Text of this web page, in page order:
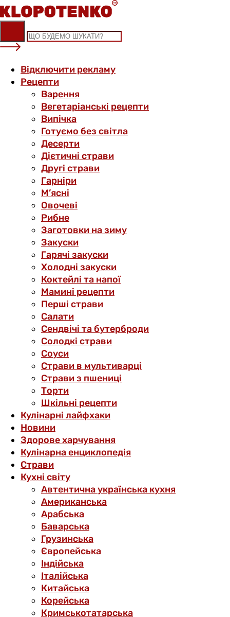
Skip
to
content
Відключити рекламу
Рецепти
Варення
Вегетаріанські рецепти
Випічка
Готуємо без світла
Десерти
Дієтичні страви
Другі страви
Гарніри
М’ясні
Овочеві
Рибне
Заготовки на зиму
Закуски
Гарячі закуски
Холодні закуски
Коктейлі та напої
Мамині рецепти
Перші страви
Салати
Сендвічі та бутерброди
Солодкі страви
Соуси
Страви в мультиварці
Страви з пшениці
Торти
Шкільні рецепти
Кулінарні лайфхаки
Новини
Здорове харчування
Кулінарна енциклопедія
Страви
Кухні світу
Автентична українська кухня
Американська
Арабська
Баварська
Грузинська
Європейська
Індійська
Італійська
Китайська
Корейська
Кримськотатарська